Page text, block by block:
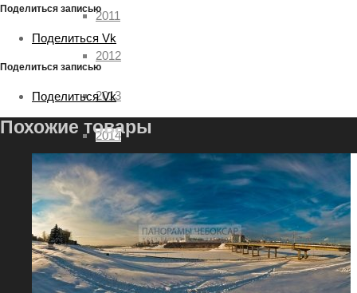
2011
2012
2013
2014
2015
2016
2017
Поделиться записью
Поделиться Vk
Поделиться записью
Поделиться Vk
Похожие товары